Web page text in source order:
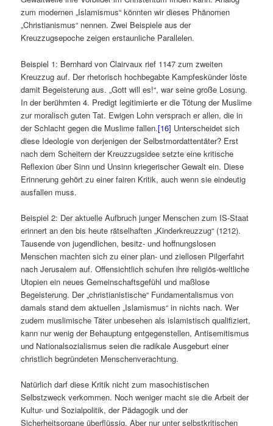
zum modernen „Islamismus“ könnten wir dieses Phänomen
„Christianismus“ nennen. Zwei Beispiele aus der
Kreuzzugsepoche zeigen erstaunliche Parallelen.
Beispiel 1: Bernhard von Clairvaux rief 1147 zum zweiten
Kreuzzug auf. Der rhetorisch hochbegabte Kampfeskünder löste
damit Begeisterung aus. „Gott will es!“, war seine große Losung.
In der berühmten 4. Predigt legitimierte er die Tötung der Muslime
zur moralisch guten Tat. Ewigen Lohn versprach er allen, die in
der Schlacht gegen die Muslime fallen.[16] Unterscheidet sich
diese Ideologie von derjenigen der Selbstmordattentäter? Erst
nach dem Scheitern der Kreuzzugsidee setzte eine kritische
Reflexion über Sinn und Unsinn kriegerischer Gewalt ein. Diese
Erinnerung gehört zu einer fairen Kritik, auch wenn sie eindeutig
ausfallen muss.
Beispiel 2: Der aktuelle Aufbruch junger Menschen zum IS-Staat
erinnert an den bis heute rätselhaften „Kinderkreuzzug“ (1212).
Tausende von jugendlichen, besitz- und hoffnungslosen
Menschen machten sich zu einer plan- und ziellosen Pilgerfahrt
nach Jerusalem auf. Offensichtlich schufen ihre religiös-weltliche
Utopien ein neues Gemeinschaftsgefühl und maßlose
Begeisterung. Der „christianistische“ Fundamentalismus von
damals stand dem aktuellen „Islamismus“ in nichts nach. Wer
zudem muslimische Täter unbesehen als islamistisch qualifiziert,
kann nur wenig der Behauptung entgegenstellen, Antisemitismus
und Nationalsozialismus seien die radikale Ausgeburt einer
christlich begründeten Menschenverachtung.
Natürlich darf diese Kritik nicht zum masochistischen
Selbstzweck verkommen. Noch weniger macht sie die Arbeit der
Kultur- und Sozialpolitik, der Pädagogik und der
Sicherheitsorgane überflüssig. Aber nur unter selbstkritischen